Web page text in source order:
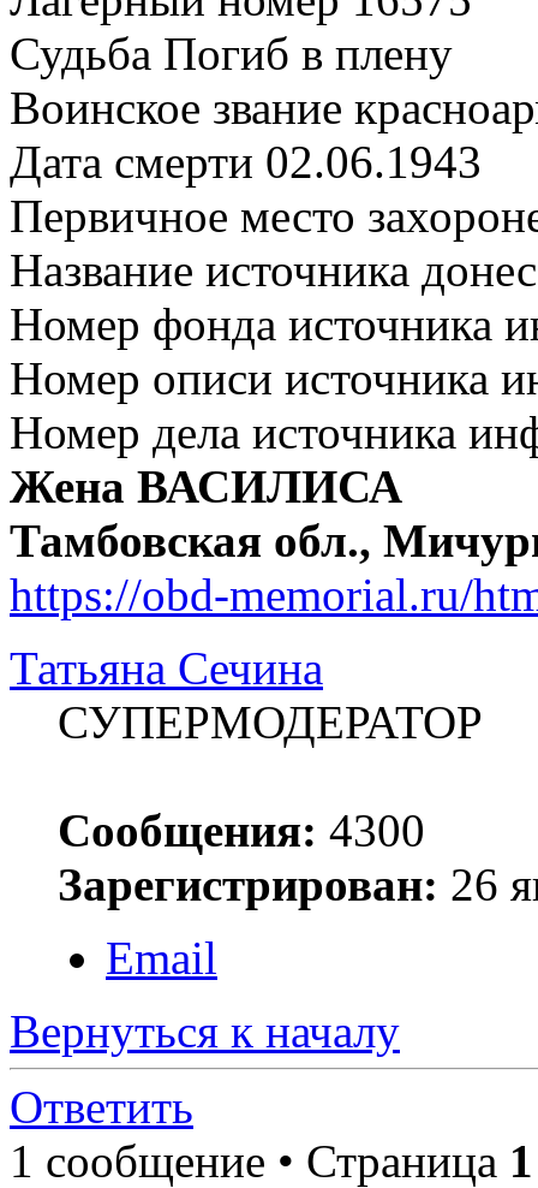
Судьба Погиб в плену
Воинское звание
Дата смерти 02.06.1943
Первичное место
Название источника
Номер фонда источника
Номер описи источника
Номер дела источника
Жена ВАСИЛИСА
Тамбовская обл.,
https://obd-memorial.ru/
Татьяна Сечина
СУПЕРМОДЕРАТОР
Сообщения: 4300
Зарегистрирован: 26
Email
Вернуться к началу
Ответить
1 сообщение • Страница 1